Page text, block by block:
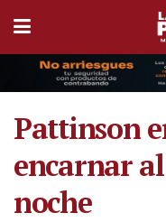
Pattinson
encarnar
noche